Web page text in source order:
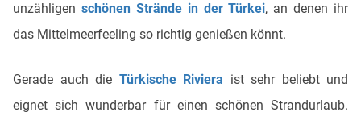
unzähligen schönen Strände in der Türkei, an denen ihr
das Mittelmeerfeeling so richtig genießen könnt.
Gerade auch die Türkische Riviera ist sehr beliebt und
eignet sich wunderbar für einen schönen Strandurlaub.